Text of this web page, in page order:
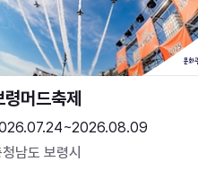
령머드축제
남도 보령시